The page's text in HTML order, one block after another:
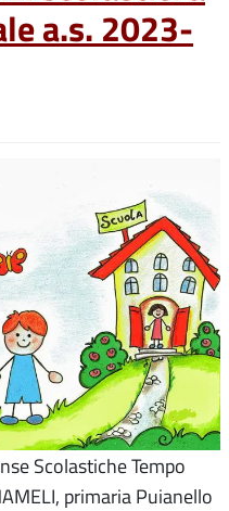
a.s. 2023-
Scolastiche Tempo
primaria Puianello